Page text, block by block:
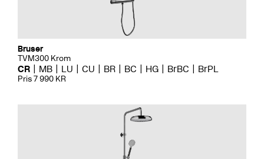
Bruser
TVM300 Krom
CR MB LU CU BR BC HG BrBC BrPL
Pris 7 990 KR